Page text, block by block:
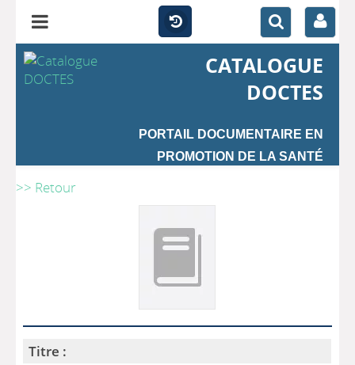
CATALOGUE
DOCTES
PORTAIL DOCUMENTAIRE EN
PROMOTION DE LA SANTÉ
>> Retour
Titre :